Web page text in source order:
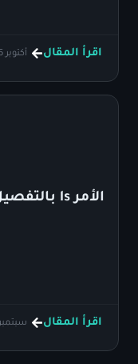
اقرأ المقال أكتوبر 5, 2022
الأمر ls بالتفصيل الممل
اقرأ المقال سبتمبر 26, 2022